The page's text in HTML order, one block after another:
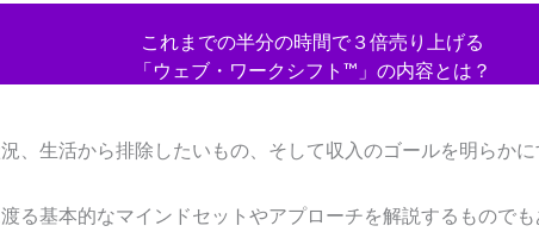
これまでの半分の時間で３倍売り上げる
「ウェブ・ワークシフト™」の内容とは？
、生活から排除したいもの、そして収入のゴールを明らかに
る基本的なマインドセットやアプローチを解説するものでも